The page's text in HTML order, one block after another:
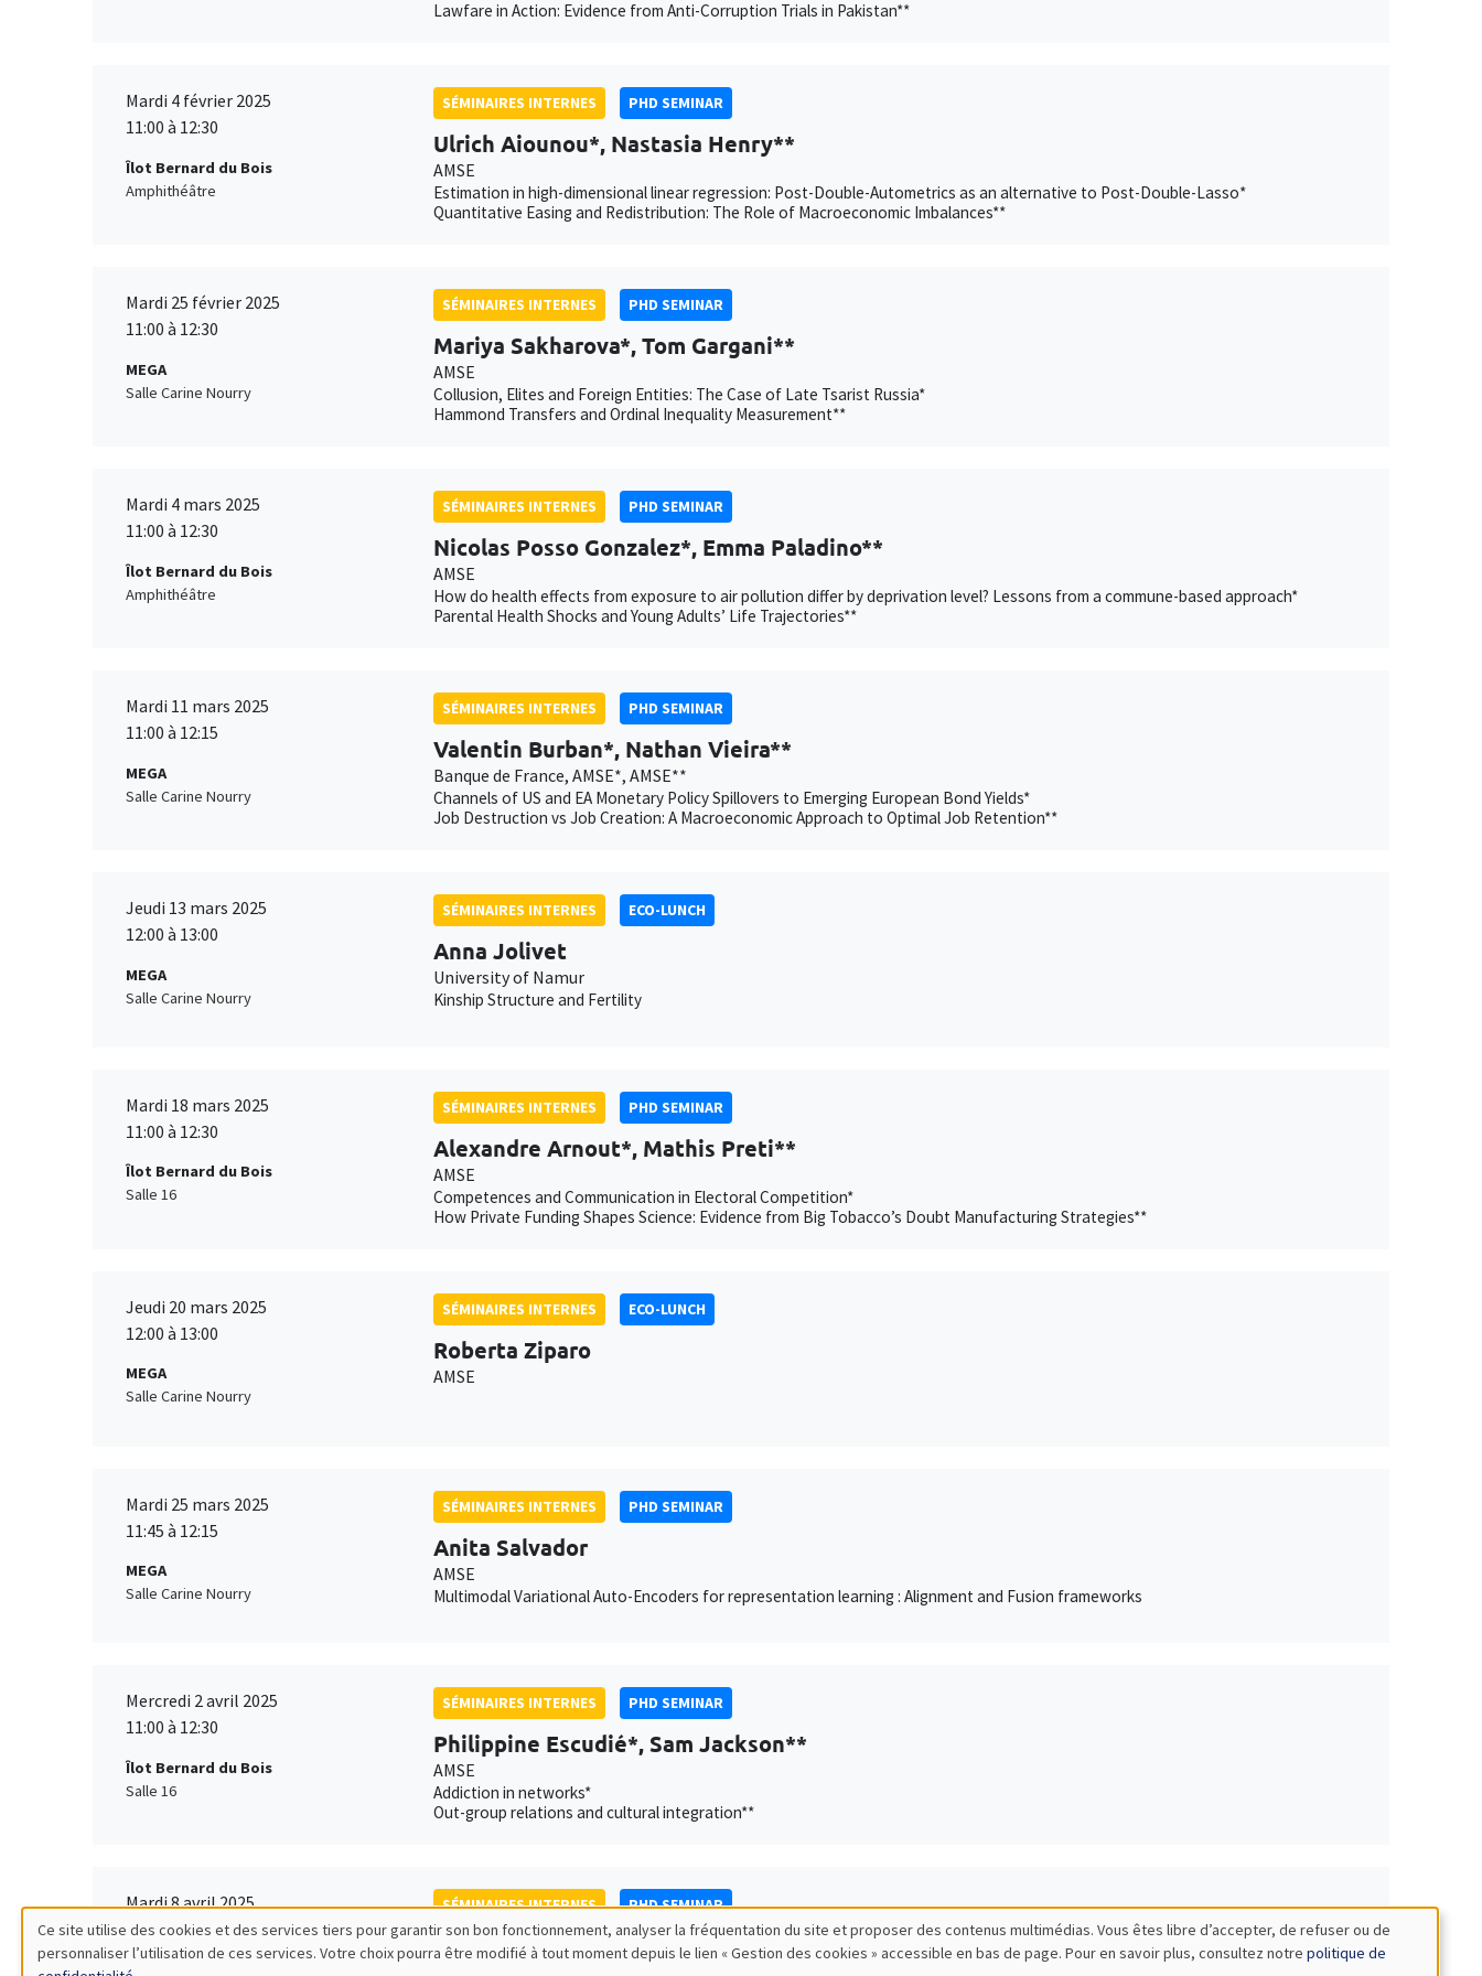
Lawfare in Action: Evidence from Anti-Corruption Trials in Pakistan**
Mardi 4 février 2025
11:00 à 12:30
Îlot Bernard du Bois
Amphithéâtre
SÉMINAIRES INTERNES PHD SEMINAR
Ulrich Aiounou*, Nastasia Henry**
AMSE
Estimation in high-dimensional linear regression: Post-Double-Autometrics as an alternative to Post-Double-Lasso*
Quantitative Easing and Redistribution: The Role of Macroeconomic Imbalances**
Mardi 25 février 2025
11:00 à 12:30
MEGA
Salle Carine Nourry
SÉMINAIRES INTERNES PHD SEMINAR
Mariya Sakharova*, Tom Gargani**
AMSE
Collusion, Elites and Foreign Entities: The Case of Late Tsarist Russia*
Hammond Transfers and Ordinal Inequality Measurement**
Mardi 4 mars 2025
11:00 à 12:30
Îlot Bernard du Bois
Amphithéâtre
SÉMINAIRES INTERNES PHD SEMINAR
Nicolas Posso Gonzalez*, Emma Paladino**
AMSE
How do health effects from exposure to air pollution differ by deprivation level? Lessons from a commune-based approach*
Parental Health Shocks and Young Adults’ Life Trajectories**
Mardi 11 mars 2025
11:00 à 12:15
MEGA
Salle Carine Nourry
SÉMINAIRES INTERNES PHD SEMINAR
Valentin Burban*, Nathan Vieira**
Banque de France, AMSE*, AMSE**
Channels of US and EA Monetary Policy Spillovers to Emerging European Bond Yields*
Job Destruction vs Job Creation: A Macroeconomic Approach to Optimal Job Retention**
Jeudi 13 mars 2025
12:00 à 13:00
MEGA
Salle Carine Nourry
SÉMINAIRES INTERNES ECO-LUNCH
Anna Jolivet
University of Namur
Kinship Structure and Fertility
Mardi 18 mars 2025
11:00 à 12:30
Îlot Bernard du Bois
Salle 16
SÉMINAIRES INTERNES PHD SEMINAR
Alexandre Arnout*, Mathis Preti**
AMSE
Competences and Communication in Electoral Competition*
How Private Funding Shapes Science: Evidence from Big Tobacco’s Doubt Manufacturing Strategies**
Jeudi 20 mars 2025
12:00 à 13:00
MEGA
Salle Carine Nourry
SÉMINAIRES INTERNES ECO-LUNCH
Roberta Ziparo
AMSE
Mardi 25 mars 2025
11:45 à 12:15
MEGA
Salle Carine Nourry
SÉMINAIRES INTERNES PHD SEMINAR
Anita Salvador
AMSE
Multimodal Variational Auto-Encoders for representation learning : Alignment and Fusion frameworks
Mercredi 2 avril 2025
11:00 à 12:30
Îlot Bernard du Bois
Salle 16
SÉMINAIRES INTERNES PHD SEMINAR
Philippine Escudié*, Sam Jackson**
AMSE
Addiction in networks*
Out-group relations and cultural integration**
Mardi 8 avril 2025
11:00 à 12:30
Îlot Bernard du Bois
SÉMINAIRES INTERNES PHD SEMINAR
Mathilde Esposito*, Johannes Schrön**
Ce site utilise des cookies et des services tiers pour garantir son bon fonctionnement, analyser la fréquentation du site et proposer des contenus multimédias. Vous êtes libre d’accepter, de refuser ou de
personnaliser l’utilisation de ces services. Votre choix pourra être modifié à tout moment depuis le lien « Gestion des cookies » accessible en bas de page. Pour en savoir plus, consultez notre politique de